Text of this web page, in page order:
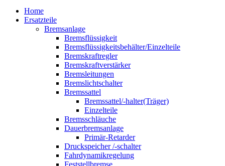
Home
Ersatzteile
Bremsanlage
Bremsflüssigkeit
Bremsflüssigkeitsbehälter/Einzelteile
Bremskraftregler
Bremskraftverstärker
Bremsleitungen
Bremslichtschalter
Bremssattel
Bremssattel/-halter(Träger)
Einzelteile
Bremsschläuche
Dauerbremsanlage
Primär-Retarder
Druckspeicher /-schalter
Fahrdynamikregelung
Feststellbremse